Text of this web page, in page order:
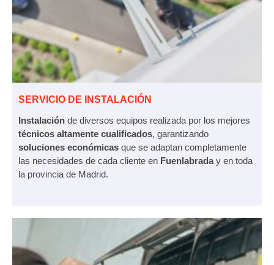
SERVICIO DE INSTALACIÓN
Instalación de diversos equipos realizada por los mejores
técnicos altamente cualificados, garantizando
soluciones económicas que se adaptan completamente
las necesidades de cada cliente en Fuenlabraday en toda
la provincia de Madrid.